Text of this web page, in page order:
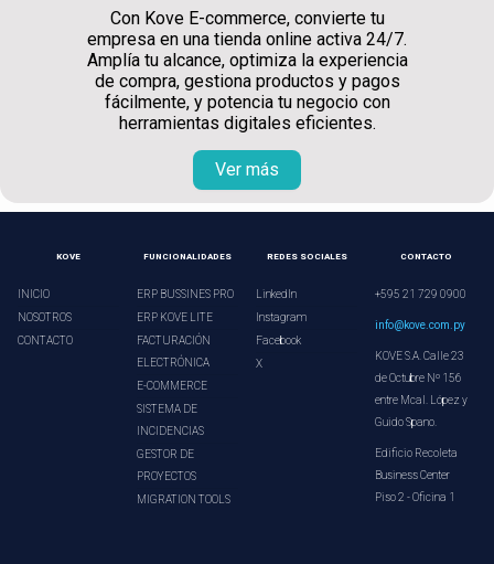
Con Kove E-commerce, convierte tu
empresa en una tienda online activa 24/7.
Amplía tu alcance, optimiza la experiencia
de compra, gestiona productos y pagos
fácilmente, y potencia tu negocio con
herramientas digitales eficientes.
Ver más
KOVE
INICIO
NOSOTROS
CONTACTO
FUNCIONALIDADES
ERP BUSSINES PRO
ERP KOVE LITE
FACTURACIÓN
ELECTRÓNICA
E-COMMERCE
SISTEMA DE
INCIDENCIAS
GESTOR DE
PROYECTOS
MIGRATION TOOLS
REDES SOCIALES
LinkedIn
Instagram
Facebook
X
CONTACTO
+595 21 729 0900
info@kove.com.py
KOVE S.A. Calle 23
de Octubre Nº 156
entre Mcal. López y
Guido Spano.
Edificio Recoleta
Business Center
Piso 2 - Oficina 1